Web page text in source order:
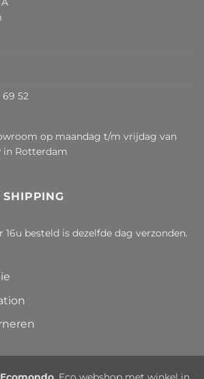
69 52
op maandag t/m vrijdag van
in Rotterdam
besteld is dezelfde dag verzonden.